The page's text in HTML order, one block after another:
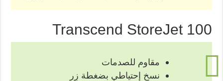
Transcend StoreJet 100
مقاوم للصدمات
نسخ إحتياطي بضغطة زِر